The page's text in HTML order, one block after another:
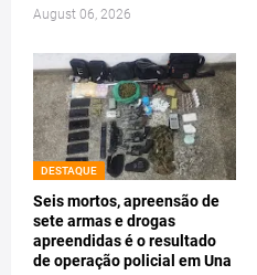
August 06, 2026
DESTAQUE
Seis mortos, apreensão de
sete armas e drogas
apreendidas é o resultado
de operação policial em Una